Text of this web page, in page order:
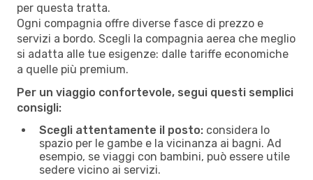
per questa tratta.
Ogni compagnia offre diverse fasce di prezzo e
servizi a bordo. Scegli la compagnia aerea che meglio
si adatta alle tue esigenze: dalle tariffe economiche
a quelle più premium.
Per un viaggio confortevole, segui questi semplici
consigli:
Scegli attentamente il posto: considera lo
spazio per le gambe e la vicinanza ai bagni. Ad
esempio, se viaggi con bambini, può essere utile
sedere vicino ai servizi.